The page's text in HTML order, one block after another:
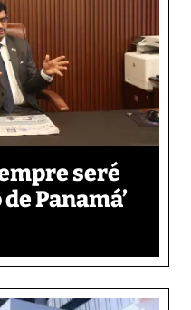
seré
Panamá’